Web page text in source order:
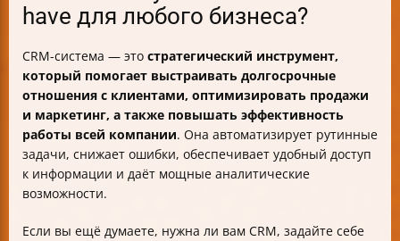
have для любого бизнеса?
CRM-система — это стратегический инструмент,
который помогает выстраивать долгосрочные
отношения с клиентами, оптимизировать продажи
и маркетинг, а также повышать эффективность
работы всей компании. Она автоматизирует рутинные
задачи, снижает ошибки, обеспечивает удобный доступ
к информации и даёт мощные аналитические
возможности.
Если вы ещё думаете, нужна ли вам CRM, задайте себе